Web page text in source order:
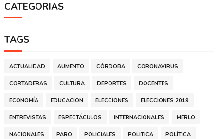
CATEGORIAS
TAGS
ACTUALIDAD AUMENTO CÓRDOBA CORONAVIRUS
CORTADERAS CULTURA DEPORTES DOCENTES
ECONOMÍA EDUCACION ELECCIONES ELECCIONES 2019
ENTREVISTAS ESPECTÁCULOS INTERNACIONALES MERLO
NACIONALES PARO POLICIALES POLITICA POLÍTICA